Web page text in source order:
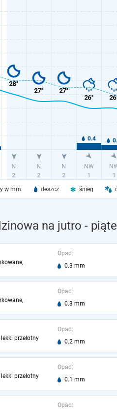
w mm: deszcz śnieg
na jutro -
Opad:
0.3 mm
Opad:
0.3 mm
przelotny
Opad:
0.2 mm
przelotny
Opad:
0.1 mm
Opad: